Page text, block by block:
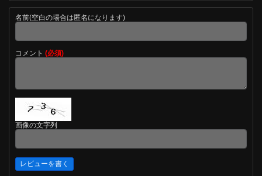
名前(空白の場合は匿名になります)
コメント (必須)
画像の文字列